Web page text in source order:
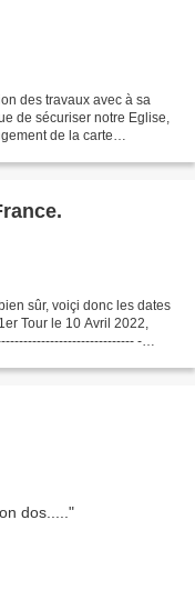
des travaux avec à sa
de sécuriser notre Eglise,
de la carte
sûr, voiçi donc les dates
Tour le 10 Avril 2022,
-